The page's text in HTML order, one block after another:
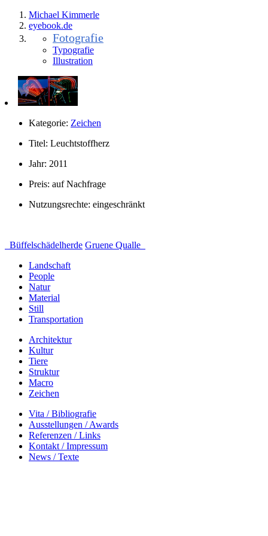
Michael Kimmerle
eyebook.de
Fotografie
Typografie
Illustration
Kategorie: Zeichen
Titel: Leuchtstoffherz
Jahr: 2011
Preis: auf Nachfrage
Nutzungsrechte: eingeschränkt
Büffelschädelherde Gruene Qualle
Landschaft
People
Natur
Material
Still
Transportation
Architektur
Kultur
Tiere
Struktur
Macro
Zeichen
Vita / Bibliografie
Ausstellungen / Awards
Referenzen / Links
Kontakt / Impressum
News / Texte